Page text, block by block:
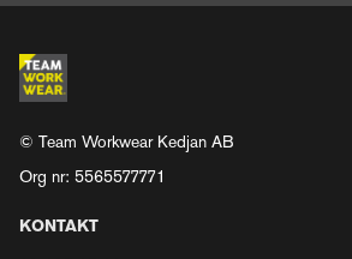
© Team Workwear Kedjan AB
Org nr: 5565577771
KONTAKT